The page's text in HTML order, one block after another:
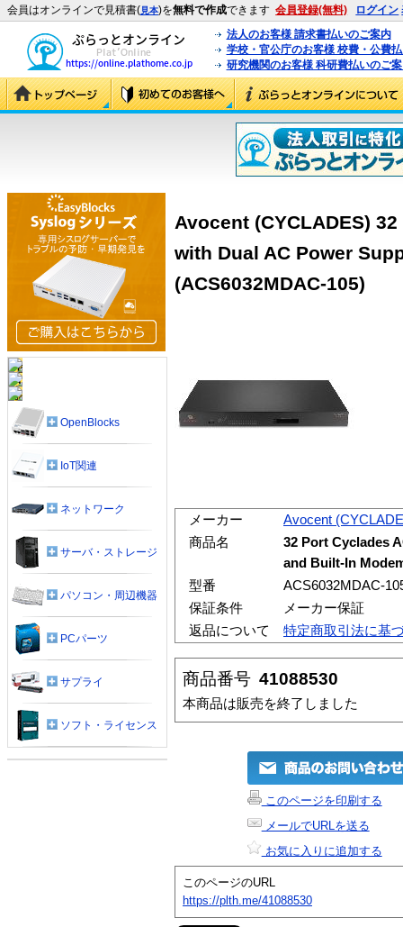
会員はオンラインで見積書(見本)を無料で作成できます 会員登録(無料) ログイン
法人のお客様 請求書払いのご案内
学校・官公庁のお客様 校費・公費
研究機関のお客様 科研費払いのご
Avocent (CYCLADES)
with Dual AC Power
(ACS6032MDAC-105)
メーカー
Avocent
商品名
32 Port Cyclades
and Built-In
型番
ACS6032MDAC-
保証条件
メーカー保証
返品について
特定商取引法に基
商品番号 41088530
本商品は販売を終了しました
このページを印刷する
メールでURLを送る
お気に入りに追加する
このページのURL
https://plth.me/41088530
OpenBlocks
IoT関連
ネットワーク
サーバ・ストレージ
パソコン・周辺機器
PCパーツ
サプライ
ソフト・ライセンス